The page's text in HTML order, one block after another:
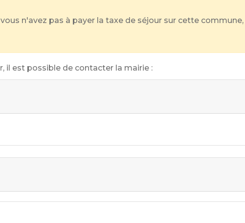
n'avez pas à payer la taxe de séjour sur cette
il est possible de contacter la mairie :